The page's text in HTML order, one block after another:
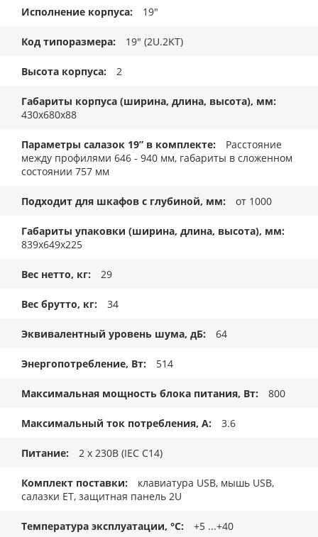
Исполнение корпуса 19"
Код типоразмера 19" (2U.2KT)
Высота корпуса 2
Габариты корпуса (ширина, длина, высота), мм
430x680x88
Параметры салазок 19” в комплекте
Расстояние
между профилями 646 - 940 мм, габариты в сложенном
состоянии 757 мм
Подходит для шкафов с глубиной, мм от 1000
Габариты упаковки (ширина, длина, высота), мм
839x649x225
Вес нетто, кг 29
Вес брутто, кг 34
Эквивалентный уровень шума, дБ 64
Энергопотребление, Вт 514
Максимальная мощность блока питания, Вт 800
Максимальный ток потребления, А 3.6
Питание 2 x 230В (IEC C14)
Комплект поставки
клавиатура USB, мышь USB,
салазки ET, защитная панель 2U
Температура эксплуатации, °C +5 ...+40